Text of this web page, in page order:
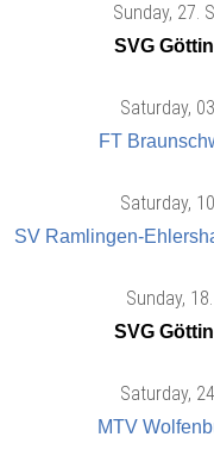
Sunday, 27.
SVG
Saturday,
FT
Saturday,
Sunday,
SVG
Saturday,
MTV